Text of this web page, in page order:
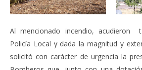
Al mencionado incendio, acudieron
Policía Local y dada la magnitud y
solicitó con carácter de urgencia la